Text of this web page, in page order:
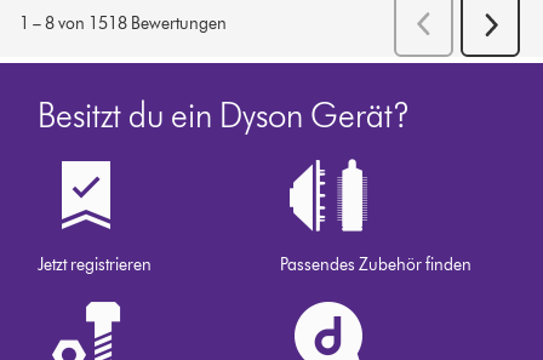
Besitzt du ein Dyson Gerät?
Jetzt registrieren Passendes Zubehör finden